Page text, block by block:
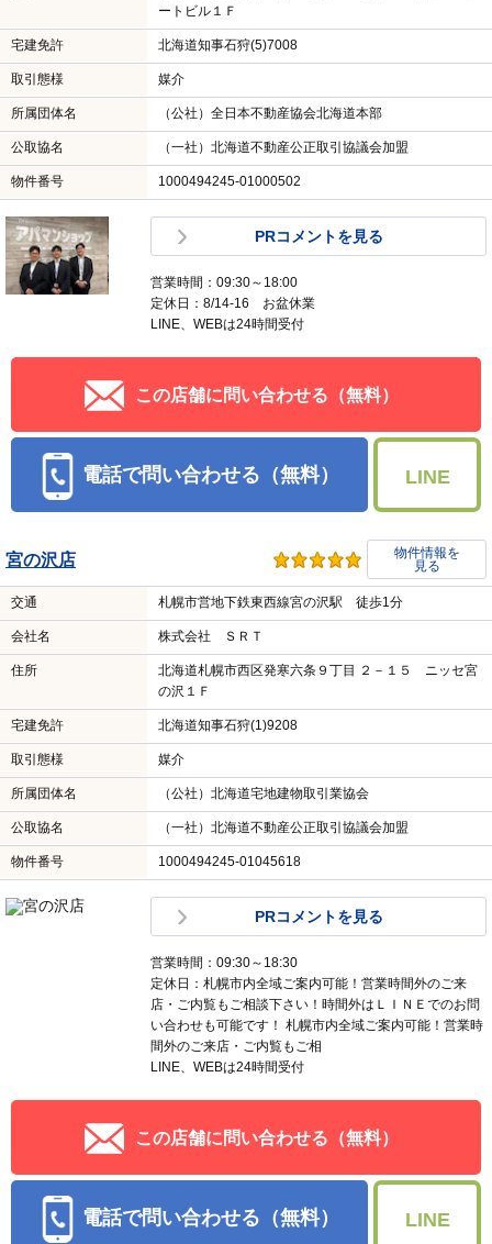
ートビル１Ｆ
宅建免許 北海道知事石狩(5)7008
取引態様 媒介
所属団体名 （公社）全日本不動産協会北海道本部
公取協名 （一社）北海道不動産公正取引協議会加盟
物件番号 1000494245-01000502
PRコメントを見る
営業時間：09:30～18:00
定休日：8/14-16 お盆休業
LINE、WEBは24時間受付
この店舗に問い合わせる（無料）
電話で問い合わせる（無料） LINE
宮の沢店
物件情報を
見る
交通 札幌市営地下鉄東西線宮の沢駅 徒歩1分
会社名 株式会社 ＳＲＴ
住所
北海道札幌市西区発寒六条９丁目 ２－１５ ニッセ宮
の沢１Ｆ
宅建免許 北海道知事石狩(1)9208
取引態様 媒介
所属団体名 （公社）北海道宅地建物取引業協会
公取協名 （一社）北海道不動産公正取引協議会加盟
物件番号 1000494245-01045618
PRコメントを見る
営業時間：09:30～18:30
定休日：札幌市内全域ご案内可能！営業時間外のご来
店・ご内覧もご相談下さい！時間外はＬＩＮＥでのお問
い合わせも可能です！ 札幌市内全域ご案内可能！営業時
間外のご来店・ご内覧もご相
LINE、WEBは24時間受付
この店舗に問い合わせる（無料）
電話で問い合わせる（無料） LINE